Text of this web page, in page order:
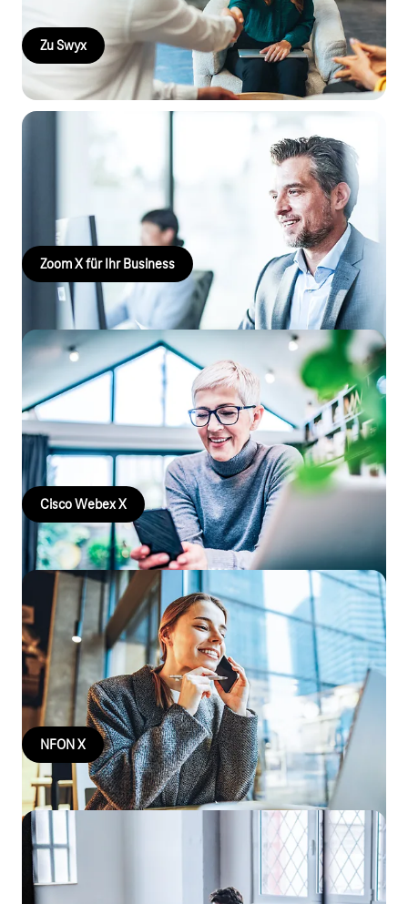
Zu Swyx
Nutzen Sie Zoom X für virtuelle Meetings mit größtmöglicher
Sicherheit! Jetzt informieren und buchen!
Zoom X für Ihr Business
Cisco Webex X
Webex X Meetings mit HD-Video und hervorragender
Audioqualität, Team Messaging, Dateifreigabe, Umfragen und
Anrufen. Von überall und mit Telekom Service!
Cisco Webex X
NFON X
Mit dem Cloud-Telefonsystem NFON X powered by Telekom
wird Ihre Unternehmenstelefonie digital – egal wo und Geräte
unabhängig. Jetzt informieren!
NFON X
XPhone Connect
Sichern Sie sich mit XPhone Connect eine Unified